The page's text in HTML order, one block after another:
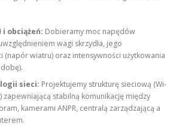
i obciążeń: Dobieramy moc napędów
wagi skrzydła, jego
(napór wiatru) oraz intensywności użytkowania
sieci: Projektujemy strukturę sieciową (Wi-
zapewniającą stabilną komunikację między
kamerami ANPR, centralą zarządzającą a